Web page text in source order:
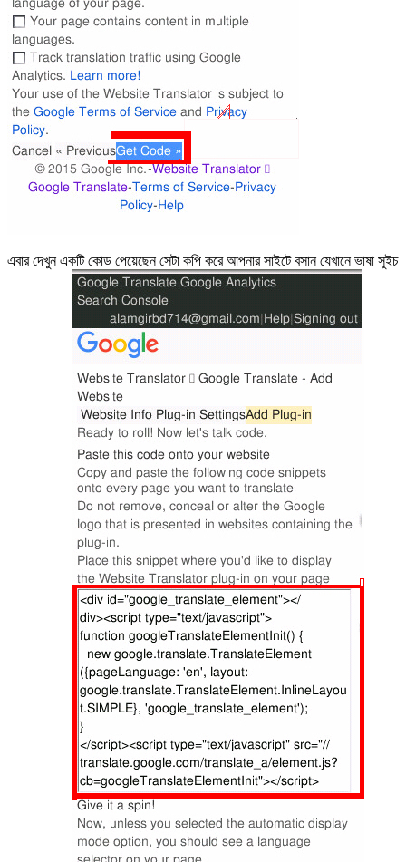
এবার দেখুন একটি কোড পেয়েছেন সেটা কপি করে আপনার সাইটে বসান যেখানে ভাষা সুইচ